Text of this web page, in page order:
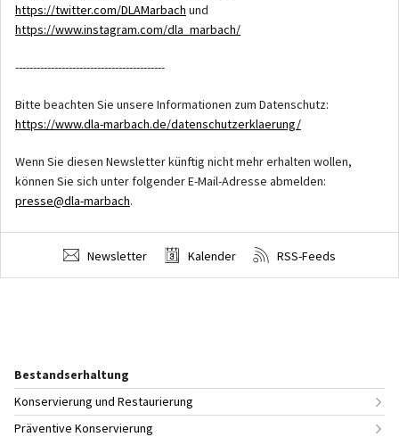
https://twitter.com/DLAMarbach und
https://www.instagram.com/dla_marbach/
------------------------------------------
Bitte beachten Sie unsere Informationen zum Datenschutz:
https://www.dla-marbach.de/datenschutzerklaerung/
Wenn Sie diesen Newsletter künftig nicht mehr erhalten wollen,
können Sie sich unter folgender E-Mail-Adresse abmelden:
presse@dla-marbach.
Newsletter Kalender RSS-Feeds
Bestandserhaltung
Konservierung und Restaurierung
Präventive Konservierung